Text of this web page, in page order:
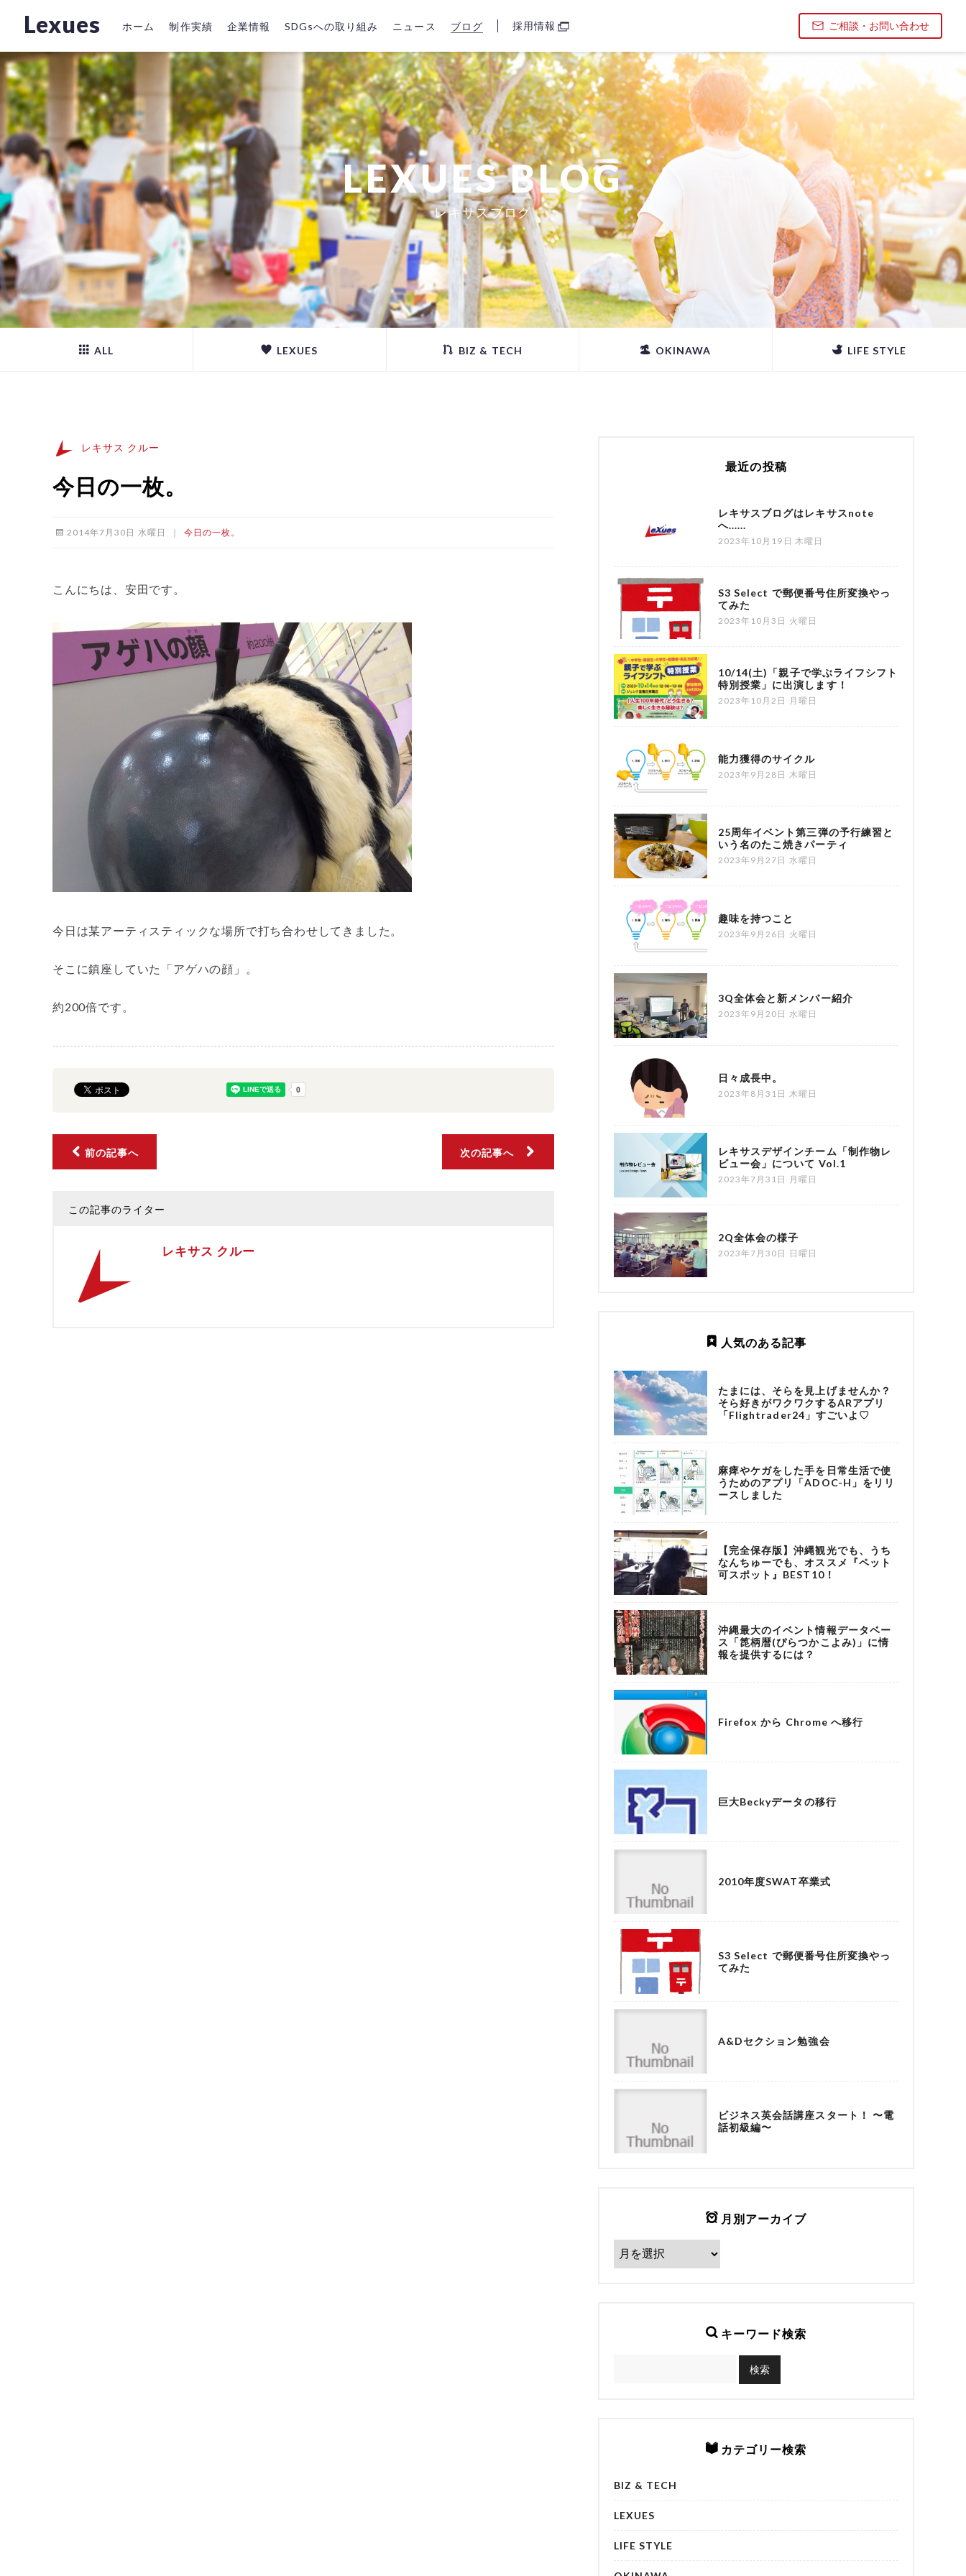
Lexues ホーム 制作実績 企業情報 SDGsへの取り組み ニュース ブログ 採用情報 ご相談・お問い合わせ
LEXUES BLOG
レキサスブログ
ALL LEXUES BIZ & TECH OKINAWA LIFE STYLE
レキサス クルー
今日の一枚。
2014年7月30日 水曜日 ｜ 今日の一枚。
こんにちは、安田です。
今日は某アーティスティックな場所で打ち合わせしてきました。
そこに鎮座していた「アゲハの顔」。
約200倍です。
前の記事へ 次の記事へ
この記事のライター
レキサス クルー
最近の投稿
レキサスブログはレキサスnote
へ......
2023年10月19日 木曜日
S3 Select で郵便番号住所変換やっ
てみた
2023年10月3日 火曜日
10/14(土)「親子で学ぶライフシフト
特別授業」に出演します！
2023年10月2日 月曜日
能力獲得のサイクル
2023年9月28日 木曜日
25周年イベント第三弾の予行練習と
いう名のたこ焼きパーティ
2023年9月27日 水曜日
趣味を持つこと
2023年9月26日 火曜日
3Q全体会と新メンバー紹介
2023年9月20日 水曜日
日々成長中。
2023年8月31日 木曜日
レキサスデザインチーム「制作物レ
ビュー会」について Vol.1
2023年7月31日 月曜日
2Q全体会の様子
2023年7月30日 日曜日
人気のある記事
たまには、そらを見上げませんか？
そら好きがワクワクするARアプリ
「Flightrader24」すごいよ♡
麻痺やケガをした手を日常生活で使
うためのアプリ「ADOC-H」をリリ
ースしました
【完全保存版】沖縄観光でも、うち
なんちゅーでも、オススメ『ペット
可スポット』BEST10！
沖縄最大のイベント情報データベー
ス「箆柄暦(ぴらつかこよみ)」に情
報を提供するには？
Firefox から Chrome へ移行
巨大Beckyデータの移行
2010年度SWAT卒業式
S3 Select で郵便番号住所変換やっ
てみた
A&Dセクション勉強会
ビジネス英会話講座スタート！ 〜電
話初級編〜
月別アーカイブ
キーワード検索
カテゴリー検索
BIZ & TECH
LEXUES
LIFE STYLE